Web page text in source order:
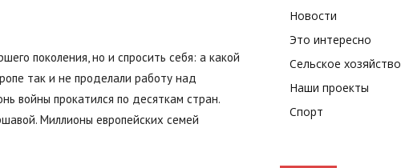
Кошелево
поколения, но и спросить себя: а какой
так и не проделали работу над
войны прокатился по десяткам стран.
Миллионы европейских семей
Новости
Это интересно
Сельское хозяйство
Наши проекты
Спорт